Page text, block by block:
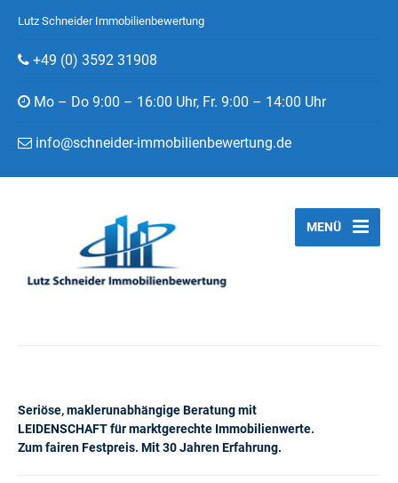
Lutz Schneider Immobilienbewertung
+49 (0) 3592 31908
Mo – Do 9:00 – 16:00 Uhr, Fr. 9:00 – 14:00 Uhr
info@schneider-immobilienbewertung.de
Seriöse, maklerunabhängige Beratung mit
LEIDENSCHAFT für marktgerechte Immobilienwerte.
Zum fairen Festpreis. Mit 30 Jahren Erfahrung.
MENÜ